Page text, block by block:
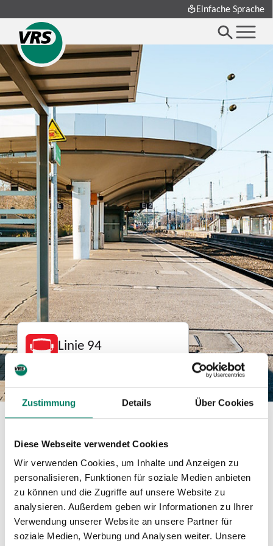
Zustimmung Details Über Cookies
Diese Webseite verwendet Cookies
Wir verwenden Cookies, um Inhalte und Anzeigen zu
personalisieren, Funktionen für soziale Medien anbieten
zu können und die Zugriffe auf unsere Website zu
analysieren. Außerdem geben wir Informationen zu Ihrer
Verwendung unserer Website an unsere Partner für
soziale Medien, Werbung und Analysen weiter. Unsere
Einfache Sprache
Linie 94
Märkische Verkehrsgesellschaft GmbH
https://www.mvg-online.de/
02351-18010
Verkehrsverbund